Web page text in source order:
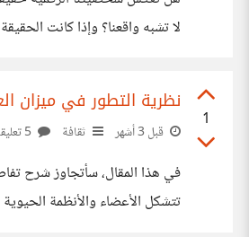
1
نظرية التطور في
قبل 3 أشهر ثقافة
تتشكل الأعضاء والأنظمة